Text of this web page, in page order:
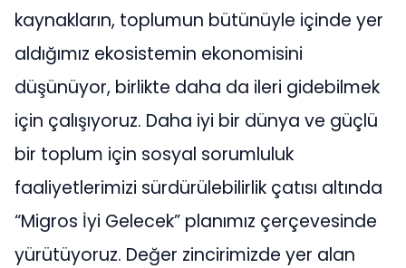
kaynakların, toplumun bütünüyle içinde yer
aldığımız ekosistemin ekonomisini
düşünüyor, birlikte daha da ileri gidebilmek
için çalışıyoruz. Daha iyi bir dünya ve güçlü
bir toplum için sosyal sorumluluk
faaliyetlerimizi sürdürülebilirlik çatısı altında
“Migros İyi Gelecek” planımız çerçevesinde
yürütüyoruz. Değer zincirimizde yer alan